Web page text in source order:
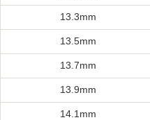
13.3mm
13.5mm
13.7mm
13.9mm
14.1mm